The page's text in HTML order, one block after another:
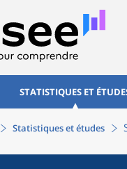
STATISTIQUES ET
Statistiques et études